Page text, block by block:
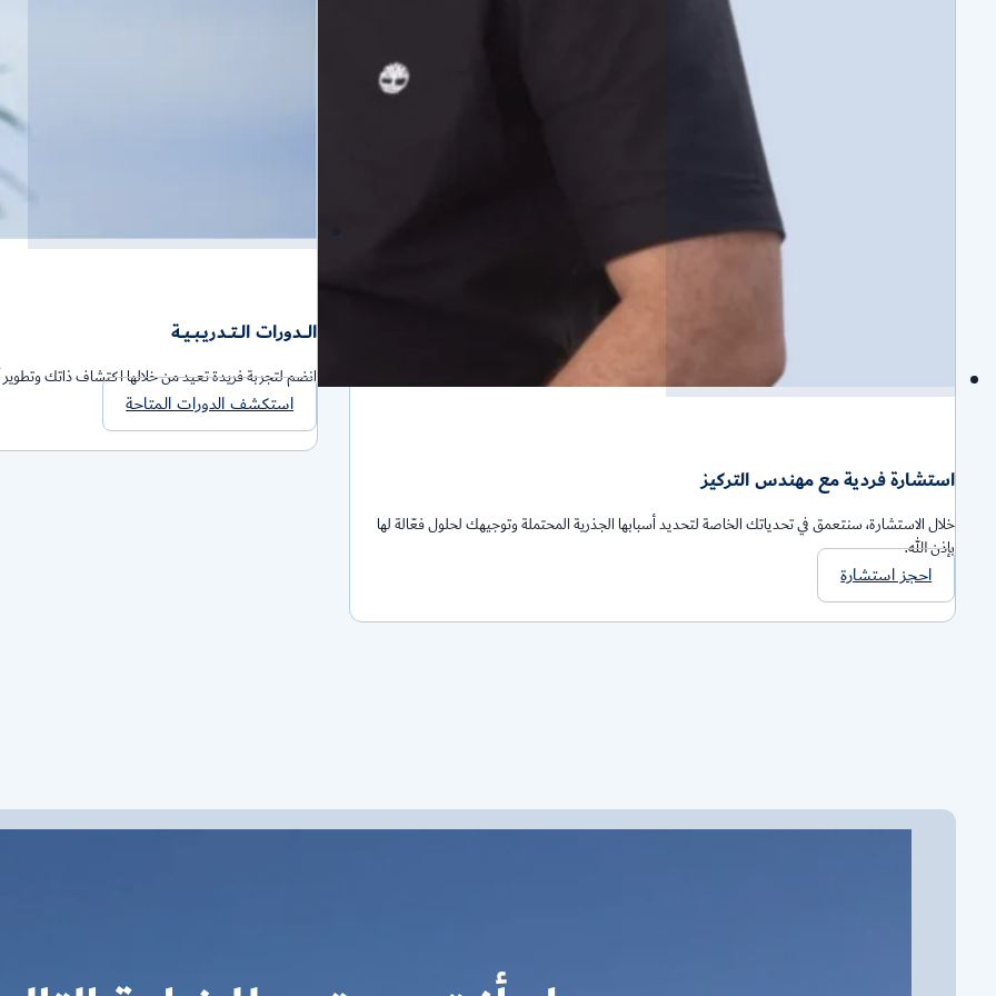
استشارة فردية مع مهندس التركيز
خلال الاستشارة، سنتعمق في تحدياتك الخاصة لتحديد أسبابها الجذرية المحتملة وتوجيهك لحلول فعّالة لها
بإذن الله.
احجز استشارة
الــــدورات الـــتـــدريــبـــيـــة
انضم لتجربة فريدة تعيد من خلالها اكتشاف ذاتك وتطوير
استكشف الدورات المتاحة